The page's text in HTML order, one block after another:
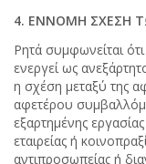
4. ΕΝΝΟΜΗ ΣΧΕΣΗ
Ρητά συμφωνείται
ενεργεί ως
η σχέση μεταξύ της
αφετέρου
εξαρτημένης
εταιρείας ή
αντιπροσωπείας ή